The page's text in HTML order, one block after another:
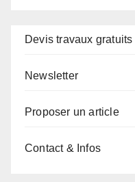
Devis travaux gratuits
Newsletter
Proposer un article
Contact & Infos